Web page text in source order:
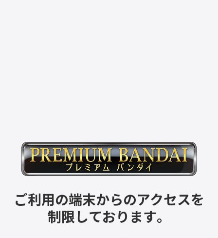
ご利用の端末からのアクセスを
制限しております。